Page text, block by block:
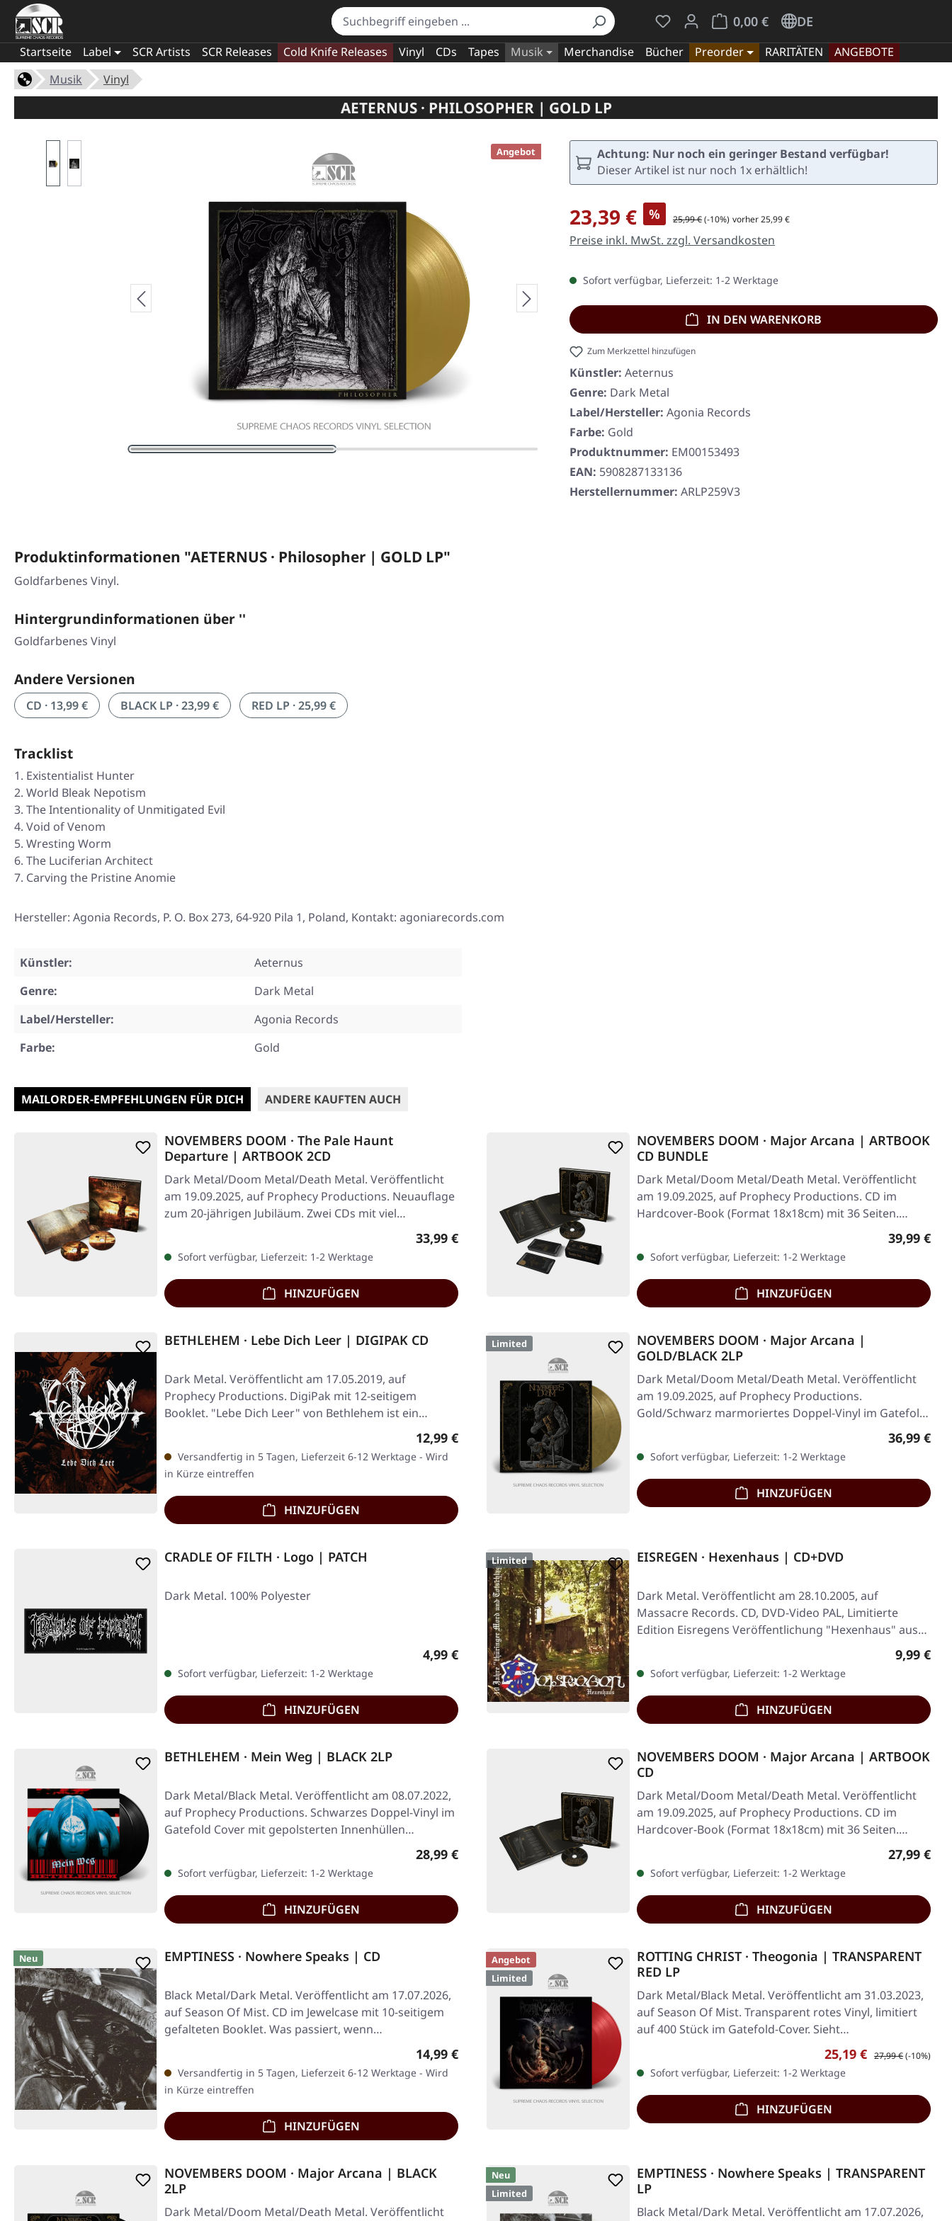
Du hast 0 Produkte auf dem Merkzettel
0,00 €
Warenkorb enthält 0 Positionen. Der
DE
Startseite Label SCR Artists SCR Releases Cold Knife Releases Vinyl CDs Tapes Musik Merchandise Bücher Preorder RARITÄTEN
ANGEBOTE
Musik
Vinyl
AETERNUS · PHILOSOPHER | GOLD LP
Angebot
Achtung: Nur noch ein geringer Bestand verfügbar!
Dieser Artikel ist nur noch 1x erhältlich!
Verkaufspreis:
23,39 € % Regulärer Preis:
25,99 €(-10%) vorher 25,99 €
Preise inkl. MwSt. zzgl. Versandkosten
Sofort verfügbar, Lieferzeit: 1-2 Werktage
IN DEN WARENKORB
Zum Merkzettel hinzufügen
Künstler: Aeternus
Genre: Dark Metal
Label/Hersteller: Agonia Records
Farbe: Gold
Produktnummer: EM00153493
EAN: 5908287133136
Herstellernummer: ARLP259V3
Produktinformationen "AETERNUS · Philosopher | GOLD LP"
Goldfarbenes Vinyl.
Hintergrundinformationen über ''
Goldfarbenes Vinyl
Andere Versionen
CD · 13,99 € BLACK LP · 23,99 € RED LP · 25,99 €
Tracklist
Existentialist Hunter
World Bleak Nepotism
The Intentionality of Unmitigated Evil
Void of Venom
Wresting Worm
The Luciferian Architect
Carving the Pristine Anomie
Hersteller: Agonia Records, P. O. Box 273, 64-920 Pila 1, Poland, Kontakt: agoniarecords.com
Künstler:
Aeternus
Genre:
Dark Metal
Label/Hersteller:
Agonia Records
Farbe:
Gold
MAILORDER-EMPFEHLUNGEN FÜR DICH ANDERE KAUFTEN AUCH
NOVEMBERS DOOM · The Pale Haunt
Departure | ARTBOOK 2CD
Dark Metal/Doom Metal/Death Metal. Veröffentlicht
am 19.09.2025, auf Prophecy Productions. Neuauflage
zum 20-jährigen Jubiläum. Zwei CDs mit viel…
Regulärer Preis:
33,99 €
Sofort verfügbar, Lieferzeit: 1-2 Werktage
HINZUFÜGEN
NOVEMBERS DOOM · Major Arcana | ARTBOOK
CD BUNDLE
Dark Metal/Doom Metal/Death Metal. Veröffentlicht
am 19.09.2025, auf Prophecy Productions. CD im
Hardcover-Book (Format 18x18cm) mit 36 Seiten.…
Regulärer
39,99 €
Sofort verfügbar, Lieferzeit: 1-2 Werktage
HINZUFÜGEN
BETHLEHEM · Lebe Dich Leer | DIGIPAK CD
Dark Metal. Veröffentlicht am 17.05.2019, auf
Prophecy Productions. DigiPak mit 12-seitigem
Booklet. "Lebe Dich Leer" von Bethlehem ist ein
Regulärer Preis:
12,99 €
Versandfertig in 5 Tagen, Lieferzeit 6-12 Werktage - Wird
in Kürze eintreffen
HINZUFÜGEN
Limited
NOVEMBERS DOOM · Major Arcana |
GOLD/BLACK 2LP
Dark Metal/Doom Metal/Death Metal. Veröffentlicht
am 19.09.2025, auf Prophecy Productions.
Gold/Schwarz marmoriertes Doppel-Vinyl im Gatefold-
Regulärer
36,99 €
Sofort verfügbar, Lieferzeit: 1-2 Werktage
HINZUFÜGEN
CRADLE OF FILTH · Logo | PATCH
Dark Metal. 100% Polyester
Regulärer Preis:
4,99 €
Sofort verfügbar, Lieferzeit: 1-2 Werktage
HINZUFÜGEN
Limited EISREGEN · Hexenhaus | CD+DVD
Dark Metal. Veröffentlicht am 28.10.2005, auf
Massacre Records. CD, DVD-Video PAL, Limitierte
Edition Eisregens Veröffentlichung "Hexenhaus" aus
9,99 €
Sofort verfügbar, Lieferzeit: 1-2 Werktage
HINZUFÜGEN
BETHLEHEM · Mein Weg | BLACK 2LP
Dark Metal/Black Metal. Veröffentlicht am 08.07.2022,
auf Prophecy Productions. Schwarzes Doppel-Vinyl im
Gatefold Cover mit gepolsterten Innenhüllen…
Regulärer Preis:
28,99 €
Sofort verfügbar, Lieferzeit: 1-2 Werktage
HINZUFÜGEN
NOVEMBERS DOOM · Major Arcana | ARTBOOK
CD
Dark Metal/Doom Metal/Death Metal. Veröffentlicht
am 19.09.2025, auf Prophecy Productions. CD im
Hardcover-Book (Format 18x18cm) mit 36 Seiten.…
Regulärer
27,99 €
Sofort verfügbar, Lieferzeit: 1-2 Werktage
HINZUFÜGEN
Neu EMPTINESS · Nowhere Speaks | CD
Black Metal/Dark Metal. Veröffentlicht am 17.07.2026,
auf Season Of Mist. CD im Jewelcase mit 10-seitigem
gefalteten Booklet. Was passiert, wenn…
Regulärer Preis:
14,99 €
Versandfertig in 5 Tagen, Lieferzeit 6-12 Werktage - Wird
in Kürze eintreffen
HINZUFÜGEN
Angebot
Limited
ROTTING CHRIST · Theogonia | TRANSPARENT
RED LP
Dark Metal/Black Metal. Veröffentlicht am 31.03.2023,
auf Season Of Mist. Transparent rotes Vinyl, limitiert
auf 400 Stück im Gatefold-Cover. Sieht…
Verkaufspreis:
25,19 € Regulärer Preis:
27,99 €(-10%)
Sofort verfügbar, Lieferzeit: 1-2 Werktage
HINZUFÜGEN
NOVEMBERS DOOM · Major Arcana | BLACK
2LP
Dark Metal/Doom Metal/Death Metal. Veröffentlicht
Neu
Limited
EMPTINESS · Nowhere Speaks | TRANSPARENT
LP
Black Metal/Dark Metal. Veröffentlicht am 17.07.2026,